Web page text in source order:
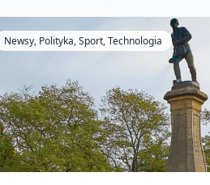
Newsy, Polityka, Sport, Technologia